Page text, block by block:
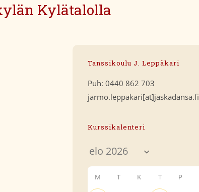
Kylätalolla
Tanssikoulu J. Leppäkari
Puh: 0440 862 703
jarmo.leppakari[at]jaskadansa.fi
Kurssikalenteri
M T K T P